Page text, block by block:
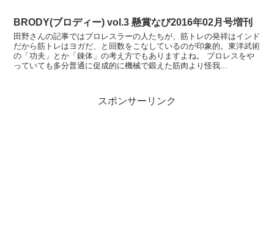
BRODY(ブロディー) vol.3 懸賞なび2016年02月号増刊
田野さんの記事ではプロレスラーの人たちが、筋トレの発祥はインド
だから筋トレはヨガだ、と回数をこなしているのが印象的。東洋武術
の「功夫」とか「錬体」の考え方でもありますよね。 プロレスをや
っていても多分普通に促成的に機械で鍛えた筋肉より怪我...
スポンサーリンク